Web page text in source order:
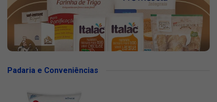
Padaria e Conveniências